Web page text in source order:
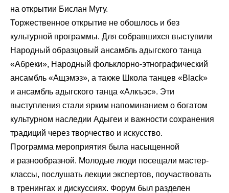
на открытии Бислан Мугу.
Торжественное открытие не обошлось и без
культурной программы. Для собравшихся выступили
Народный образцовый ансамбль адыгского танца
«Абреки», Народный фольклорно-этнографический
ансамбль «Ащэмэз», а также Школа танцев «Black»
и ансамбль адыгского танца «Алкъэс». Эти
выступления стали ярким напоминанием о богатом
культурном наследии Адыгеи и важности сохранения
традиций через творчество и искусство.
Программа мероприятия была насыщенной
и разнообразной. Молодые люди посещали мастер-
классы, послушать лекции экспертов, поучаствовать
в тренингах и дискуссиях. Форум был разделен